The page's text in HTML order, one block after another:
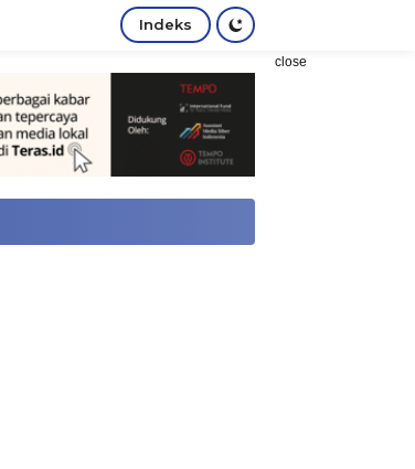
Indeks
close